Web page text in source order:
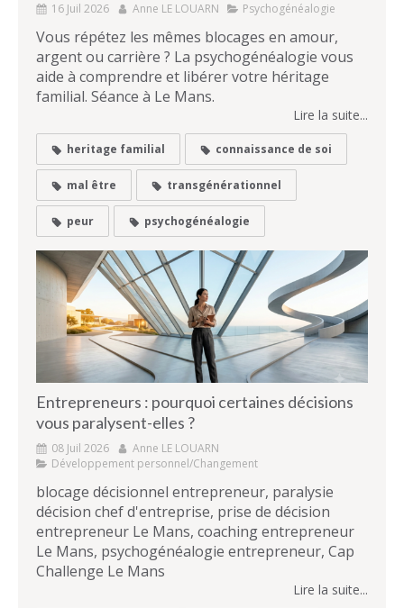
16 Juil 2026 Anne LE LOUARN Psychogénéalogie
Vous répétez les mêmes blocages en amour,
argent ou carrière ? La psychogénéalogie vous
aide à comprendre et libérer votre héritage
familial. Séance à Le Mans.
Lire la suite...
heritage familial connaissance de soi
mal être transgénérationnel
peur psychogénéalogie
Entrepreneurs : pourquoi certaines décisions
vous paralysent-elles ?
08 Juil 2026
Anne LE LOUARN
Développement personnel/Changement
blocage décisionnel entrepreneur, paralysie
décision chef d'entreprise, prise de décision
entrepreneur Le Mans, coaching entrepreneur
Le Mans, psychogénéalogie entrepreneur, Cap
Challenge Le Mans
Lire la suite...